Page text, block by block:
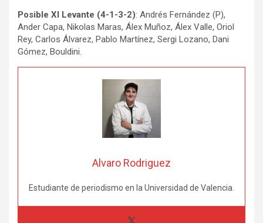
Posible XI Levante (4-1-3-2): Andrés Fernández (P),
Ander Capa, Nikolas Maras, Álex Muñoz, Álex Valle, Oriol
Rey, Carlos Álvarez, Pablo Martínez, Sergi Lozano, Dani
Gómez, Bouldini.
Alvaro Rodriguez
Estudiante de periodismo en la Universidad de Valencia.